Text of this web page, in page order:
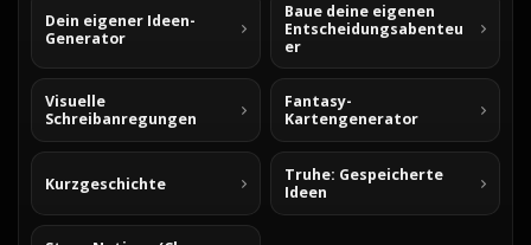
Dein eigener Ideen-
Generator
Baue deine eigenen
Entscheidungsabenteu
er
Visuelle
Schreibanregungen
Fantasy-
Kartengenerator
Kurzgeschichte
Truhe: Gespeicherte
Ideen